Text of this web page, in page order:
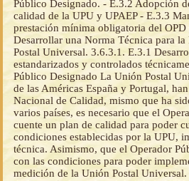
Público Designado. - E.3.2 Adopción
calidad de la UPU y UPAEP - E.3.3
prestación mínima obligatoria del
Desarrollar una Norma Técnica para la
Postal Universal. 3.6.3.1. E.3.1
estandarizados y controlados
Público Designado La Unión Postal
de las Américas España y Portugal,
Nacional de Calidad, mismo que ha
varios países, es necesario que el
cuente un plan de calidad para poder
condiciones establecidas por la UPU,
técnica. Asimismo, que el Operador
con las condiciones para poder
medición de la Unión Postal